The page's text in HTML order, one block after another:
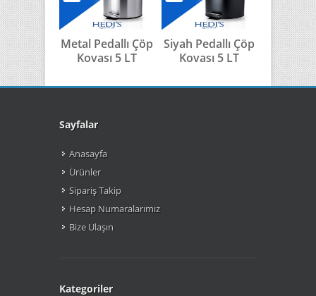
Metal Pedallı Çöp
Kovası 5 LT
Siyah Pedallı Çöp
Kovası 5 LT
Beyaz
Sayfalar
Anasayfa
Ürünler
Sipariş Takip
Hesap Numaralarımız
Bize Ulaşın
Kategoriler